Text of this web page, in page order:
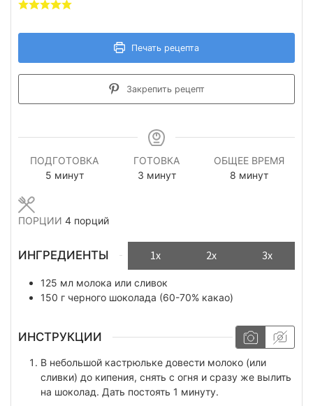
Печать рецепта
Закрепить рецепт
ПОДГОТОВКА
5минуты
минут
ГОТОВКА
3минуты
минут
ОБЩЕЕ ВРЕМЯ
8минуты
минут
ПОРЦИИ 4 порций
ИНГРЕДИЕНТЫ 1x 2x 3x
125 мл молока или сливок
150 г черного шоколада (60-70% какао)
ИНСТРУКЦИИ
В небольшой кастрюльке довести молоко (или
сливки) до кипения, снять с огня и сразу же вылить
на шоколад. Дать постоять 1 минуту.